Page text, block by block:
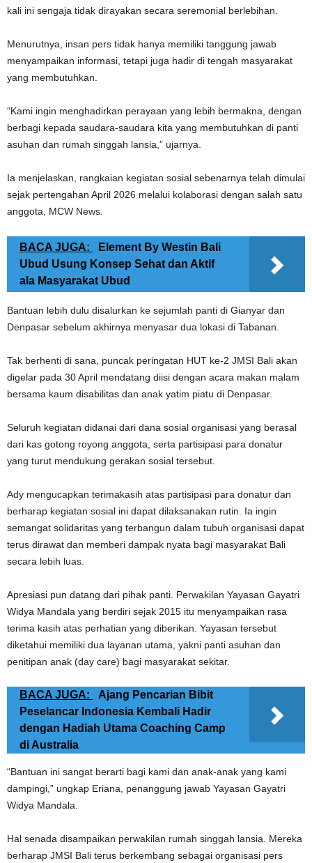
kali ini sengaja tidak dirayakan secara seremonial berlebihan.
Menurutnya, insan pers tidak hanya memiliki tanggung jawab
menyampaikan informasi, tetapi juga hadir di tengah masyarakat
yang membutuhkan.
“Kami ingin menghadirkan perayaan yang lebih bermakna, dengan
berbagi kepada saudara-saudara kita yang membutuhkan di panti
asuhan dan rumah singgah lansia,” ujarnya.
Ia menjelaskan, rangkaian kegiatan sosial sebenarnya telah dimulai
sejak pertengahan April 2026 melalui kolaborasi dengan salah satu
anggota, MCW News.
BACA JUGA:
Element By Westin Bali
Ubud Usung Konsep Sehat dan Aktif
ala Masyarakat Ubud
Bantuan lebih dulu disalurkan ke sejumlah panti di Gianyar dan
Denpasar sebelum akhirnya menyasar dua lokasi di Tabanan.
Tak berhenti di sana, puncak peringatan HUT ke-2 JMSI Bali akan
digelar pada 30 April mendatang diisi dengan acara makan malam
bersama kaum disabilitas dan anak yatim piatu di Denpasar.
Seluruh kegiatan didanai dari dana sosial organisasi yang berasal
dari kas gotong royong anggota, serta partisipasi para donatur
yang turut mendukung gerakan sosial tersebut.
Ady mengucapkan terimakasih atas partisipasi para donatur dan
berharap kegiatan sosial ini dapat dilaksanakan rutin. Ia ingin
semangat solidaritas yang terbangun dalam tubuh organisasi dapat
terus dirawat dan memberi dampak nyata bagi masyarakat Bali
secara lebih luas.
Apresiasi pun datang dari pihak panti. Perwakilan Yayasan Gayatri
Widya Mandala yang berdiri sejak 2015 itu menyampaikan rasa
terima kasih atas perhatian yang diberikan. Yayasan tersebut
diketahui memiliki dua layanan utama, yakni panti asuhan dan
penitipan anak (day care) bagi masyarakat sekitar.
BACA JUGA:
Ajang Pencarian Bibit
Peselancar Indonesia Kembali Hadir
dengan Hadiah Utama Coaching Camp
di Australia
“Bantuan ini sangat berarti bagi kami dan anak-anak yang kami
dampingi,” ungkap Eriana, penanggung jawab Yayasan Gayatri
Widya Mandala.
Hal senada disampaikan perwakilan rumah singgah lansia. Mereka
berharap JMSI Bali terus berkembang sebagai organisasi pers